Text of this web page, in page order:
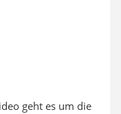
geht es um die